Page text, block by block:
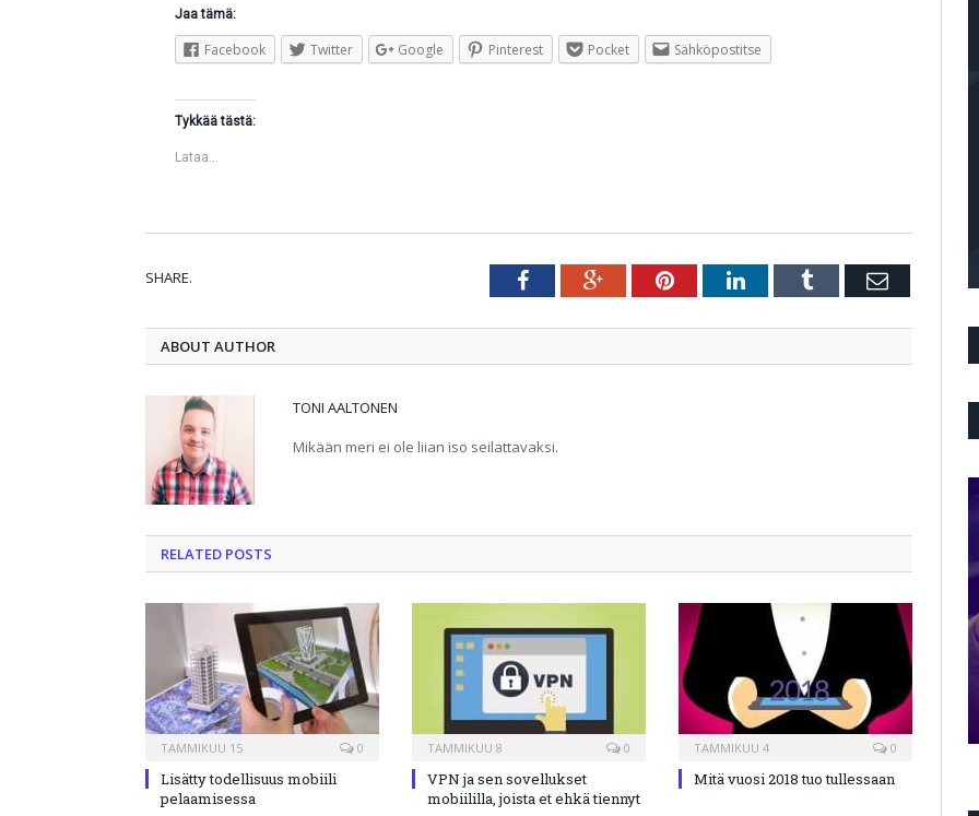
Jaa tämä:
Facebook Twitter Google Pinterest Pocket Sähköpostitse
Tykkää tästä:
Lataa...
SHARE. TwitterFacebookGoogle+PinterestLinkedInTumblr Email
ABOUT AUTHOR
TONI AALTONEN
Mikään meri ei ole liian iso seilattavaksi.
RELATED POSTS
TAMMIKUU 15 0
Lisätty todellisuus mobiili
pelaamisessa
TAMMIKUU 8 0
VPN ja sen sovellukset
mobiililla, joista et ehkä tiennyt
TAMMIKUU 4 0
Mitä vuosi 2018 tuo tullessaan